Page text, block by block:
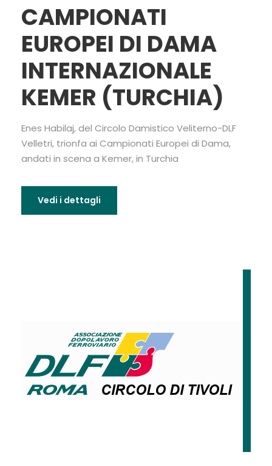
CAMPIONATI
EUROPEI DI DAMA
INTERNAZIONALE
KEMER (TURCHIA)
Enes Habilaj, del Circolo Damistico Veliterno-DLF
Velletri, trionfa ai Campionati Europei di Dama,
andati in scena a Kemer, in Turchia
Vedi i dettagli